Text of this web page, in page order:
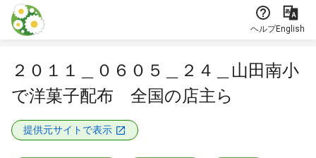
本文に飛ぶ
ヘルプEnglish
２０１１＿０６０５＿２４＿山田南小
で洋菓子配布 全国の店主ら
提供元サイトで表示